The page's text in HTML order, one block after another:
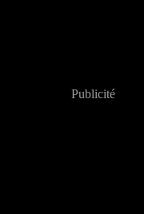
Publicité